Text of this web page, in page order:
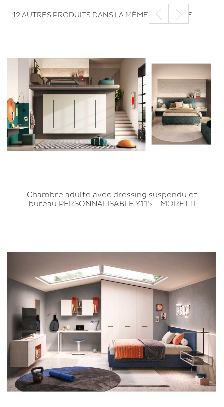
12 AUTRES PRODUITS DANS LA MÊME CATÉGORIE
Chambre adulte avec dressing suspendu et
bureau PERSONNALISABLE Y115 - MORETTI